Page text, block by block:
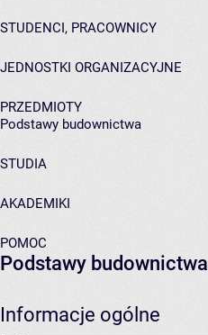
STUDENCI, PRACOWNICY
JEDNOSTKI ORGANIZACYJNE
PRZEDMIOTY
Podstawy budownictwa
STUDIA
AKADEMIKI
POMOC
Podstawy budownictwa
Informacje ogólne